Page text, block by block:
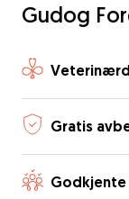
Gudog
Gratis
Godkjente